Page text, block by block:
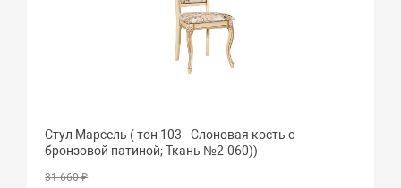
Стул Марсель ( тон 103 - Слоновая кость с
бронзовой патиной; Ткань №2-060))
31 660 ₽